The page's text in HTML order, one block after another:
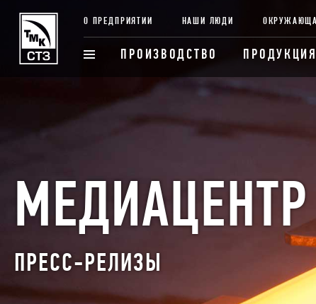
О ПРЕДПРИЯТИИ НАШИ ЛЮДИ
ПРОИЗВОДСТВО ПРОДУКЦИЯ
МЕДИАЦЕНТР
ПРЕСС-РЕЛИЗЫ